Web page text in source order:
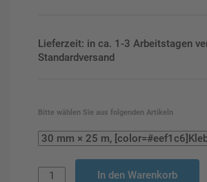
Lieferzeit: in ca. 1-3 Arbeitstagen
Standardversand
Bitte wählen Sie aus folgenden Artikeln
In den Warenkorb